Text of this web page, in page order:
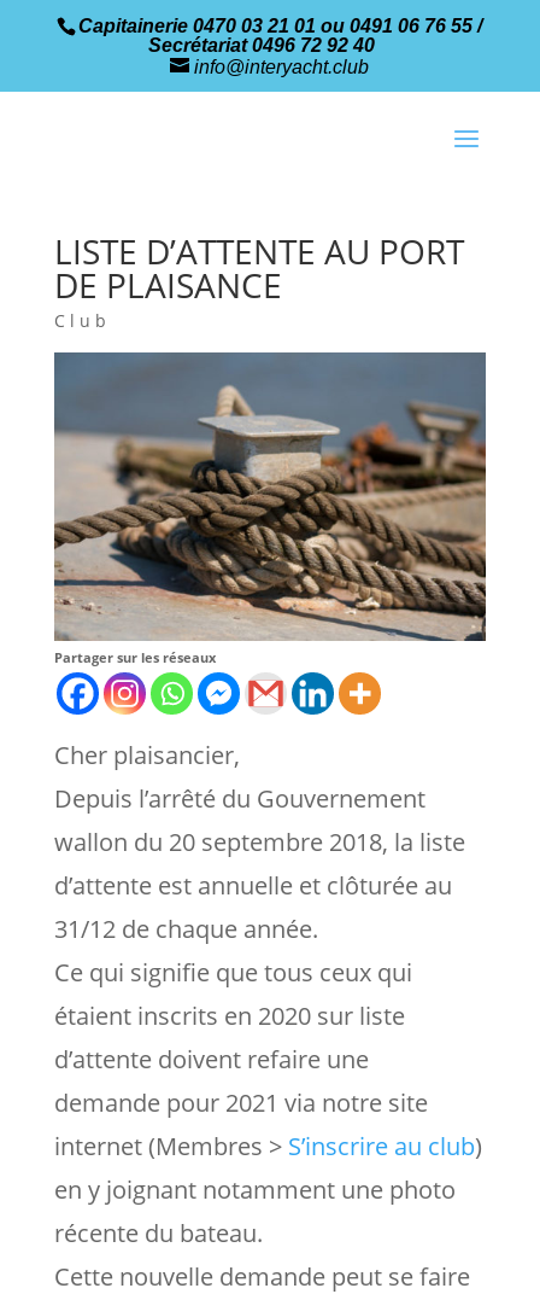
Capitainerie 0470 03 21 01 ou 0491 06 76 55 /
Secrétariat 0496 72 92 40
info@interyacht.club
LISTE D’ATTENTE AU PORT
DE PLAISANCE
Club
Partager sur les réseaux
Cher plaisancier,
Depuis l’arrêté du Gouvernement
wallon du 20 septembre 2018, la liste
d’attente est annuelle et clôturée au
31/12 de chaque année.
Ce qui signifie que tous ceux qui
étaient inscrits en 2020 sur liste
d’attente doivent refaire une
demande pour 2021 via notre site
internet (Membres > S’inscrire au club)
en y joignant notamment une photo
récente du bateau.
Cette nouvelle demande peut se faire